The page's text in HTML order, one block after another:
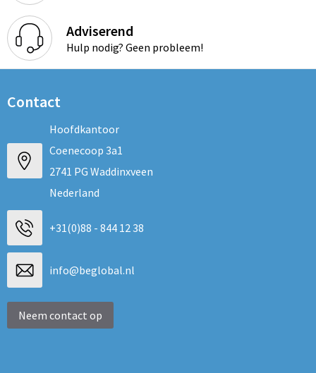
Adviserend
Hulp nodig? Geen probleem!
Contact
Hoofdkantoor
Coenecoop 3a1
2741 PG Waddinxveen
Nederland
+31(0)88 - 844 12 38
info@beglobal.nl
Neem contact op